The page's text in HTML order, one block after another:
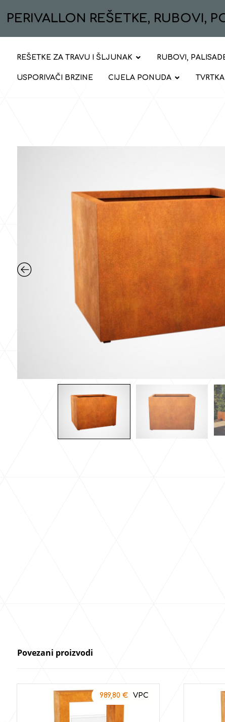
PERIVALLON REŠETKE, RUBOVI,
REŠETKE ZA TRAVU I ŠLJUNAK RUBOVI,
USPORIVAČI BRZINE CIJELA PONUDA
Povezani proizvodi
989,80€